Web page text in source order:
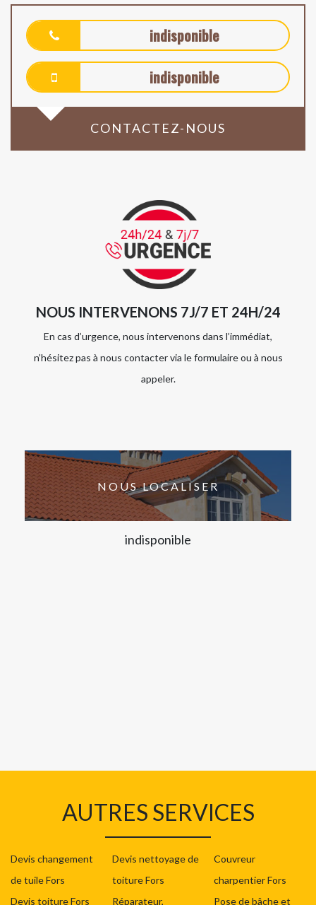
indisponible
indisponible
CONTACTEZ-NOUS
NOUS INTERVENONS 7J/7 ET 24H/24
En cas d’urgence, nous intervenons dans l’immédiat,
n’hésitez pas à nous contacter via le formulaire ou à nous
appeler.
NOUS LOCALISER
indisponible
AUTRES SERVICES
Devis changement
de tuile Fors
Devis toiture Fors
Devis nettoyage de
toiture Fors
Réparateur,
Couvreur
charpentier Fors
Pose de bâche et